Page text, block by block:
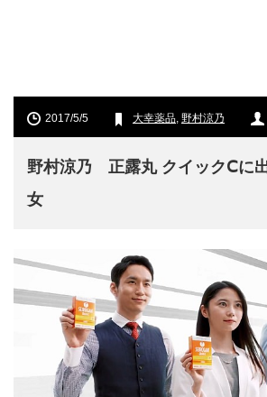
2017/5/5 大幸薬品, 野村涼乃
野村涼乃 正露丸 クイックⅭに
女